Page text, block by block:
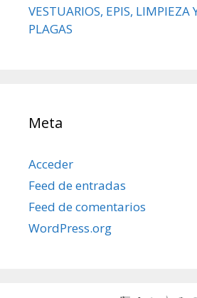
VESTUARIOS, EPIS, LIMPIEZA
PLAGAS
Meta
Acceder
Feed de entradas
Feed de comentarios
WordPress.org